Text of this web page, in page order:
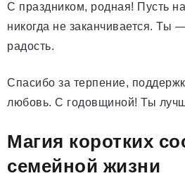
С праздником, родная! Пусть
никогда не заканчивается. Ты
радость.
Спасибо за терпение,
любовь. С годовщиной! Ты
Магия коротких
семейной жизни